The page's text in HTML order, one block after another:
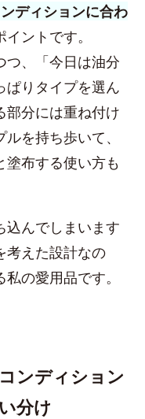
ディションに合わ
ントです。
つ、「今日は油分
ぱりタイプを選ん
部分には重ね付け
を持ち歩いて、
布する使い方も
込んでしまいます
考えた設計なの
の愛用品です。
ンディション
分け